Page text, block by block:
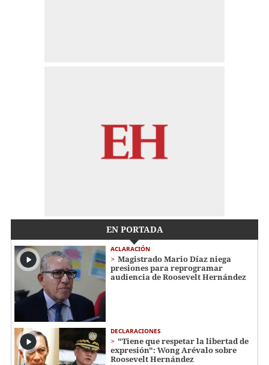
EN PORTADA
ACLARACIÓN
Magistrado Mario Díaz niega
presiones para reprogramar
audiencia de Roosevelt Hernández
DECLARACIONES
"Tiene que respetar la libertad de
expresión": Wong Arévalo sobre
Roosevelt Hernández